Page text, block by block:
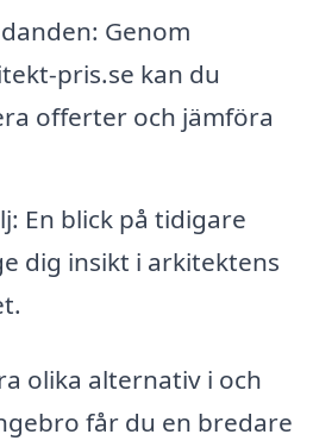
Genom
pris.se kan du
offerter och jämföra
En blick på tidigare
dig insikt i arkitektens
olika alternativ i och
får du en bredare